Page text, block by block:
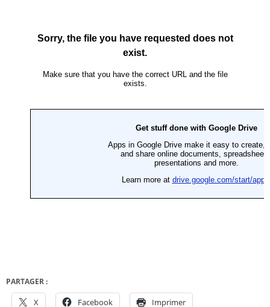
PARTAGER :
X Facebook Imprimer